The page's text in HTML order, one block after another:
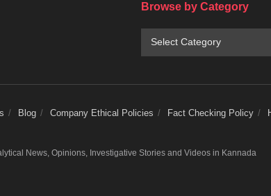
Browse by Category
Browse
Select Category
Blog Company Ethical Policies Fact Checking Policy
News, Opinions, Investigative Stories and Videos in Kannada